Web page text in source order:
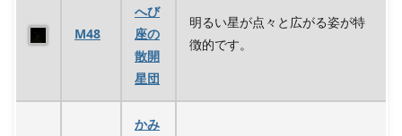
M48
へび
座の
散開
星団
明るい星が点々と広がる姿が特
徴的です。
かみ